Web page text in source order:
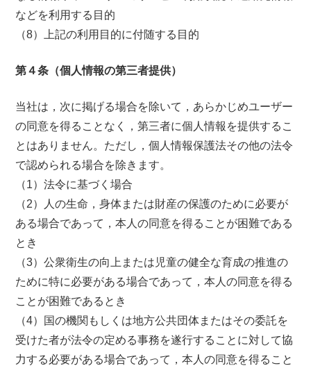
などを利用する目的
（8）上記の利用目的に付随する目的
第４条（個人情報の第三者提供）
当社は，次に掲げる場合を除いて，あらかじめユーザー
の同意を得ることなく，第三者に個人情報を提供するこ
とはありません。ただし，個人情報保護法その他の法令
で認められる場合を除きます。
（1）法令に基づく場合
（2）人の生命，身体または財産の保護のために必要が
ある場合であって，本人の同意を得ることが困難である
とき
（3）公衆衛生の向上または児童の健全な育成の推進の
ために特に必要がある場合であって，本人の同意を得る
ことが困難であるとき
（4）国の機関もしくは地方公共団体またはその委託を
受けた者が法令の定める事務を遂行することに対して協
力する必要がある場合であって，本人の同意を得ること